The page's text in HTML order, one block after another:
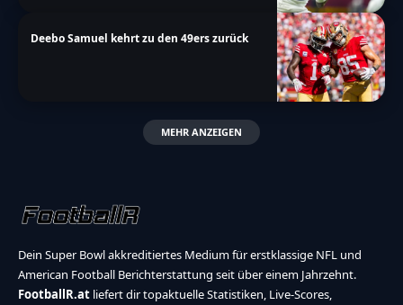
Deebo Samuel kehrt zu den 49ers zurück
MEHR ANZEIGEN
Dein Super Bowl akkreditiertes Medium für erstklassige NFL und
American Football Berichterstattung seit über einem Jahrzehnt.
FootballR.at liefert dir topaktuelle Statistiken, Live-Scores,